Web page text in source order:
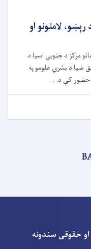
لاملونو او
مرکز د جنوبي اسیا د
ضیا د بشري علومو په
حضور کې د. . .
حقوقی سندونه